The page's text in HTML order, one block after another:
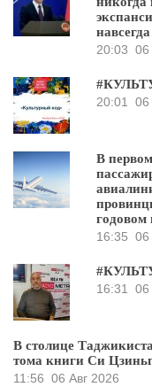
20:03 06
20:01 06
В
годовом
16:35 06
16:31 06
В столице
тома книги Си
11:56 06 Авг 2026